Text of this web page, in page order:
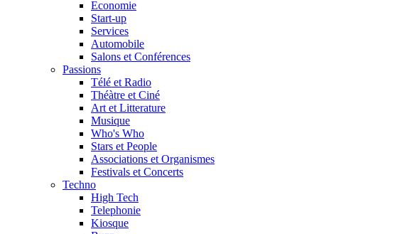
Economie
Start-up
Services
Automobile
Salons et Conférences
Passions
Télé et Radio
Théàtre et Ciné
Art et Litterature
Musique
Who's Who
Stars et People
Associations et Organismes
Festivals et Concerts
Techno
High Tech
Telephonie
Kiosque